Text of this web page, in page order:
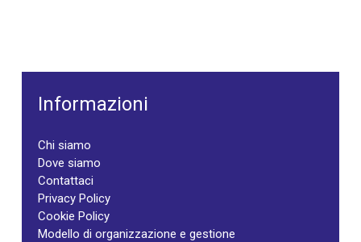
Informazioni
Chi siamo
Dove siamo
Contattaci
Privacy Policy
Cookie Policy
Modello di organizzazione e gestione